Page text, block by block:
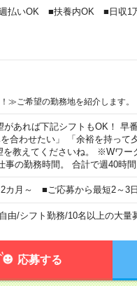
払いOK ■扶養内OK ■日収1
≫ご希望の勤務地を紹介します。
あれば下記シフトもOK！ 早
合わせたい」 「余裕を持って
教えてくださいね。 ※Wワー
の勤務時間。 合計で週40時
2カ月～ ■ご応募から最短2～3
由/シフト勤務/10名以上の大量
応募する